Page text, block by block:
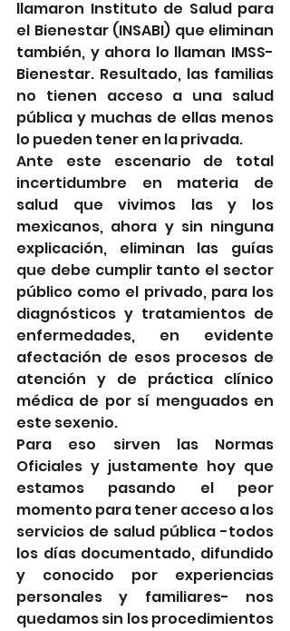
llamaron Instituto de Salud para
el Bienestar (INSABI) que eliminan
también, y ahora lo llaman IMSS-
Bienestar. Resultado, las familias
no tienen acceso a una salud
pública y muchas de ellas menos
lo pueden tener en la privada.
Ante este escenario de total
incertidumbre en materia de
salud que vivimos las y los
mexicanos, ahora y sin ninguna
explicación, eliminan las guías
que debe cumplir tanto el sector
público como el privado, para los
diagnósticos y tratamientos de
enfermedades, en evidente
afectación de esos procesos de
atención y de práctica clínico
médica de por sí menguados en
este sexenio.
Para eso sirven las Normas
Oficiales y justamente hoy que
estamos pasando el peor
momento para tener acceso a los
servicios de salud pública -todos
los días documentado, difundido
y conocido por experiencias
personales y familiares- nos
quedamos sin los procedimientos